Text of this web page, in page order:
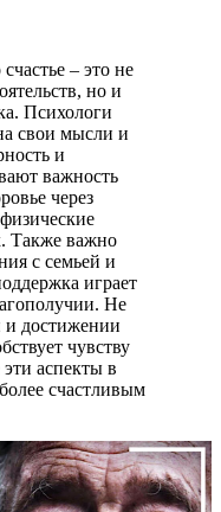
– это не
но и
Психологи
свои мысли и
и
важность
через
Также важно
с семьей и
играет
Не
и достижении
чувству
аспекты в
счастливым